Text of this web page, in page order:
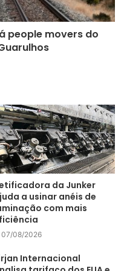
exportações reagiram
o mês anterior. Ao
5,5% a mais
segmento de caminhões
mesmo em meio à
de 15 mil
enquanto as vendas de
de 8,1% sobre o mês
crise
licenciamento
Produção
situação
people movers do
da Junker
a usinar anéis de
com mais
07/08/2026
Internacional